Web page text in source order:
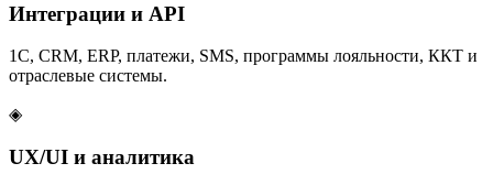
Интеграции и API
1С, CRM, ERP, платежи, SMS, программы лояльности, ККТ и
отраслевые системы.
◈
UX/UI и аналитика